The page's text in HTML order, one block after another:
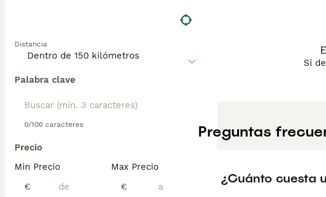
Distancia
Palabra clave
0/100 caracteres
Precio
Min Precio
€
Max Precio
€
Si
Preguntas
¿Cuánto cuesta